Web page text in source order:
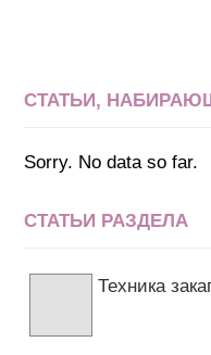
СТАТЬИ,
Sorry. No data so far.
СТАТЬИ РАЗДЕЛА
Техника